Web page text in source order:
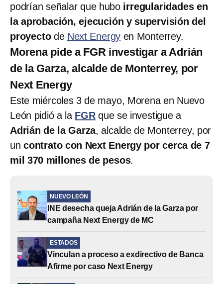
podrían señalar que hubo irregularidades en
la aprobación, ejecución y supervisión del
proyectode Next Energy en Monterrey.
Morena pide a FGR investigar a Adrián
de la Garza, alcalde de Monterrey, por
Next Energy
Este miércoles 3 de mayo, Morena en Nuevo
León pidió a la FGRque se investigue a
Adrián de la Garza, alcalde de Monterrey, por
un contrato con Next Energy por cerca de 7
mil 370 millones de pesos.
NUEVO LEÓN
INE desecha queja Adrián de la Garza por
campaña Next Energy de MC
ESTADOS
Vinculan a proceso a exdirectivo de Banca
Afirme por caso Next Energy